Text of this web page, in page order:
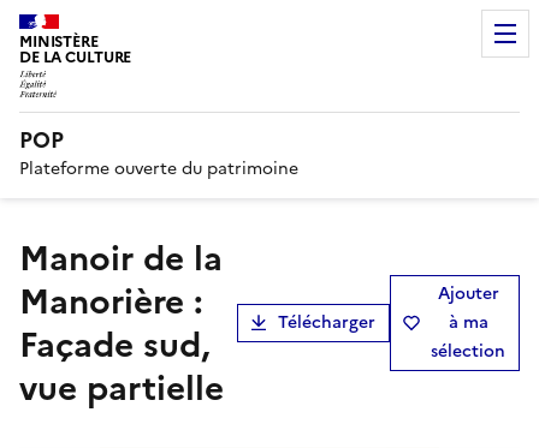
MINISTÈRE
DE LA CULTURE
POP
Plateforme ouverte du patrimoine
Manoir de la
Manorière :
Façade sud,
vue partielle
Télécharger
Ajouter
à ma
sélection